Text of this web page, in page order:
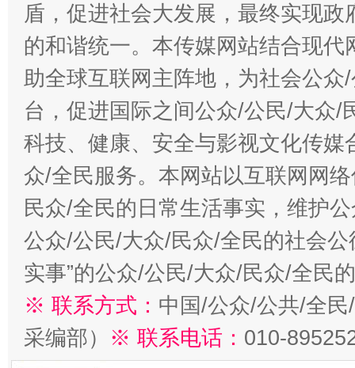
漫山遍野的桃花与雪山、麦地、白藏房 除
招工难、用工荒背后
盾，促进社会大发展，最终实现
的和谐统一。本传媒网站结合现
助全球互联网主阵地，为社会公
台，促进国际之间公众/公民/大众/
科技、健康、安全与影视文化传
众/全民服务。本网站以互联网网
民众/全民的日常生活事实，维护
公众/公民/大众/民众/全民的社会公
实事”的公众/公民/大众/民众/全民
※ 联系方式： 中国/公众/公共/全
采编部） ※ 联系电话： 010-